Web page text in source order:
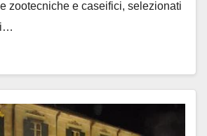
zootecniche e caseifici, selezionati